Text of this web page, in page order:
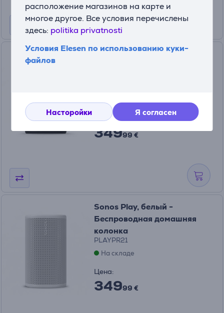
расположение магазинов на карте и
многое другое. Все условия перечислены
здесь: politika privatnosti
Условия Elesen по использованию куки-
файлов
Насторойки Я согласен
Sonos Play, черный -
Цена:
34999 €
Sonos Play, белый -
Беспроводная домашняя
колонка
PLAYPR21
На складе
Цена:
34999 €